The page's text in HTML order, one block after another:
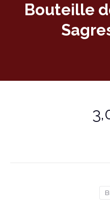
Bouteille